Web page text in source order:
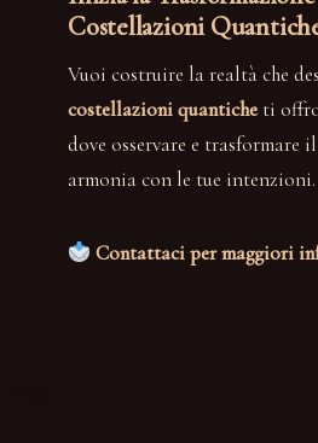
Costellazioni
Vuoi costruire la realtà che
costellazioni quanticheti
dove osservare e trasformare
armonia con le tue intenzioni.
Contattaci per maggiori